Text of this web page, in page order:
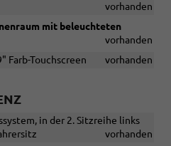
vorhanden
mit beleuchteten
vorhanden
Farb-Touchscreen
vorhanden
in der 2. Sitzreihe links
vorhanden